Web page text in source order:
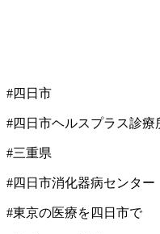
#四日市
#四日市ヘルスプラス診療
#三重県
#四日市消化器病センター
#東京の医療を四日市で